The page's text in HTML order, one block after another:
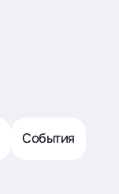
События